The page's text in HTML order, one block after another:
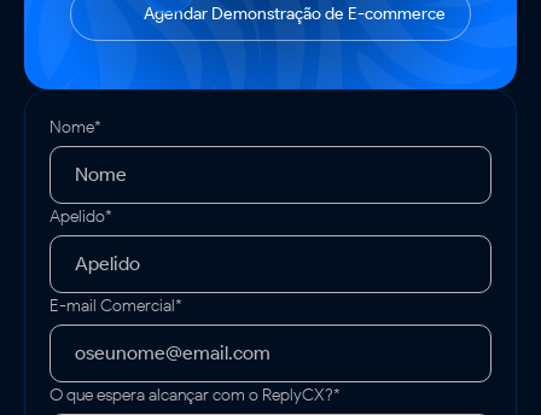
Agendar Demonstração de E-commerce
Nome*
Apelido*
E-mail Comercial*
O que espera alcançar com o ReplyCX?*